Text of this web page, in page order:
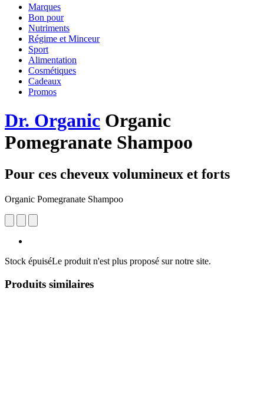
Marques
Bon pour
Nutriments
Régime et Minceur
Sport
Alimentation
Cosmétiques
Cadeaux
Promos
Dr. Organic Organic
Pomegranate Shampoo
Pour ces cheveux volumineux et forts
Organic Pomegranate Shampoo
Stock épuiséLe produit n'est plus proposé sur notre site.
Produits similaires